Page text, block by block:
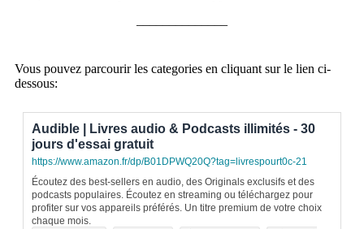
Vous pouvez parcourir les categories en cliquant sur le lien ci-
dessous:
Audible | Livres audio & Podcasts illimités - 30
jours d'essai gratuit
https://www.amazon.fr/dp/B01DPWQ20Q?tag=livrespourt0c-21
Écoutez des best-sellers en audio, des Originals exclusifs et des
podcasts populaires. Écoutez en streaming ou téléchargez pour
profiter sur vos appareils préférés. Un titre premium de votre choix
chaque mois.